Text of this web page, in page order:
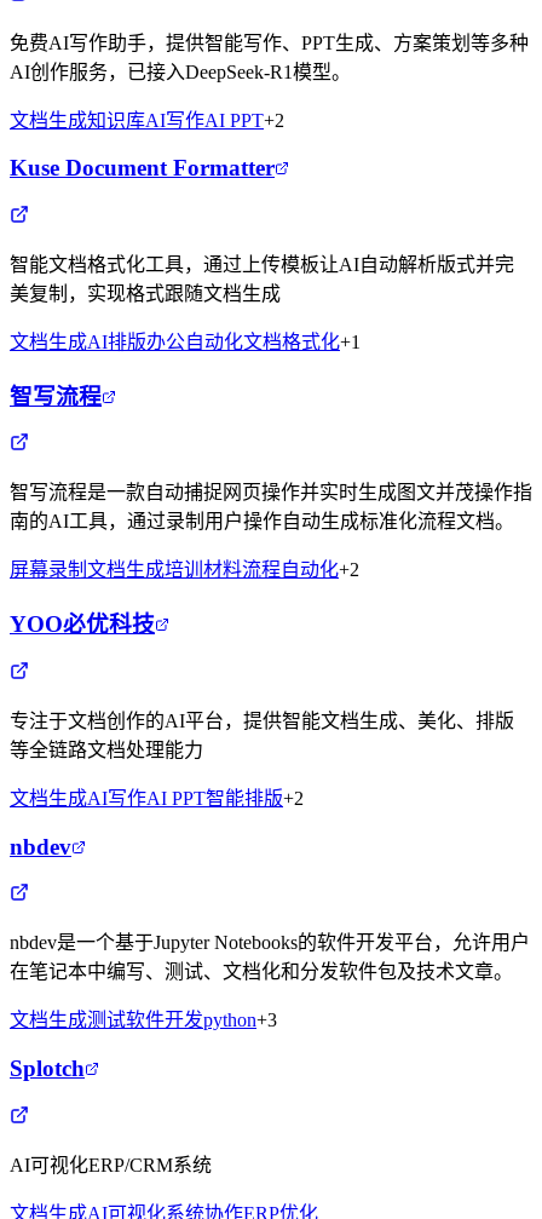
免费AI写作助手，提供智能写作、PPT生成、方案策划等多种
AI创作服务，已接入DeepSeek-R1模型。
文档生成知识库AI写作AI PPT+2
Kuse Document Formatter
智能文档格式化工具，通过上传模板让AI自动解析版式并完
美复制，实现格式跟随文档生成
文档生成AI排版办公自动化文档格式化+1
智写流程
智写流程是一款自动捕捉网页操作并实时生成图文并茂操作指
南的AI工具，通过录制用户操作自动生成标准化流程文档。
屏幕录制 文档生成培训材料流程自动化+2
YOO必优科技
专注于文档创作的AI平台，提供智能文档生成、美化、排版
等全链路文档处理能力
文档生成AI写作AI PPT智能排版+2
nbdev
nbdev是一个基于Jupyter Notebooks的软件开发平台，允许用户
在笔记本中编写、测试、文档化和分发软件包及技术文章。
文档生成测试软件开发python+3
Splotch
AI可视化ERP/CRM系统
文档生成AI可视化系统协作ERP优化